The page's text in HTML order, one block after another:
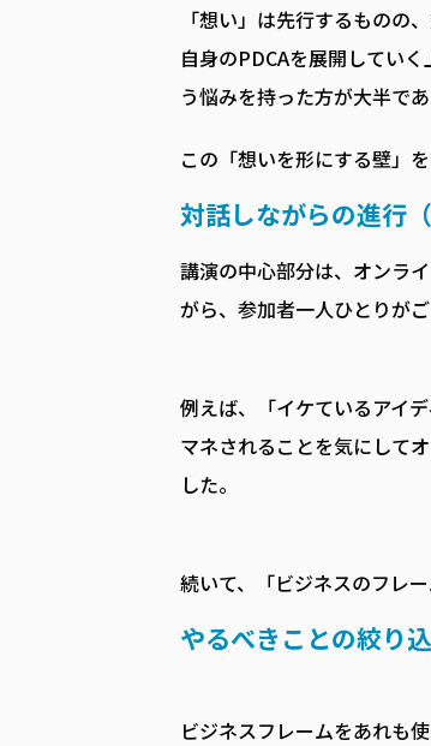
「想い」は先行するものの
自身のPDCAを展開してい
う悩みを持った方が大半で
この「想いを形にする壁」
対話しながらの進行（
講演の中心部分は、オンラ
がら、参加者一人ひとりが
例えば、「イケているアイ
マネされることを気にして
した。
続いて、「ビジネスのフレ
やるべきことの絞り
ビジネスフレームをあれも